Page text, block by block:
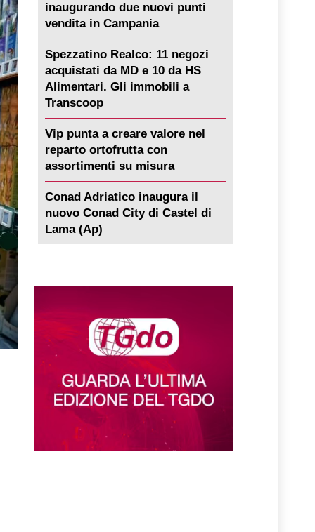
inaugurando due nuovi punti
vendita in Campania
Spezzatino Realco: 11 negozi
acquistati da MD e 10 da HS
Alimentari. Gli immobili a
Transcoop
Vip punta a creare valore nel
reparto ortofrutta con
assortimenti su misura
Conad Adriatico inaugura il
nuovo Conad City di Castel di
Lama (Ap)